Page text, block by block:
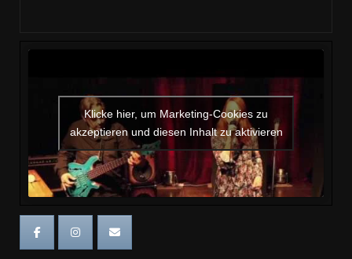
Klicke hier, um Marketing-Cookies zu
akzeptieren und diesen Inhalt zu aktivieren